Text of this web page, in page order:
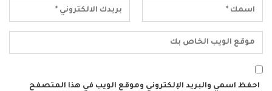
احفظ اسمي والبريد الإلكتروني وموقع الويب في هذا المتصفح